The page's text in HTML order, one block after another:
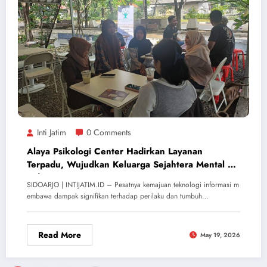
Inti Jatim 0 Comments
Alaya Psikologi Center Hadirkan Layanan
Terpadu, Wujudkan Keluarga Sejahtera Mental di
Sidoarjo
SIDOARJO | INTIJATIM.ID – Pesatnya kemajuan teknologi informasi m
embawa dampak signifikan terhadap perilaku dan tumbuh…
Read More May 19, 2026